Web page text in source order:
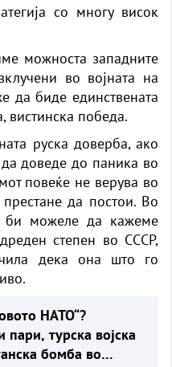
со многу висок
можноста западните
во војната на
да биде единствената
вистинска победа.
руска доверба, ако
доведе до паника во
повеќе не верува во
да постои. Во
би можеле да кажеме
степен во СССР,
дека она што го
НАТО“?
пари, турска војска
бомба во